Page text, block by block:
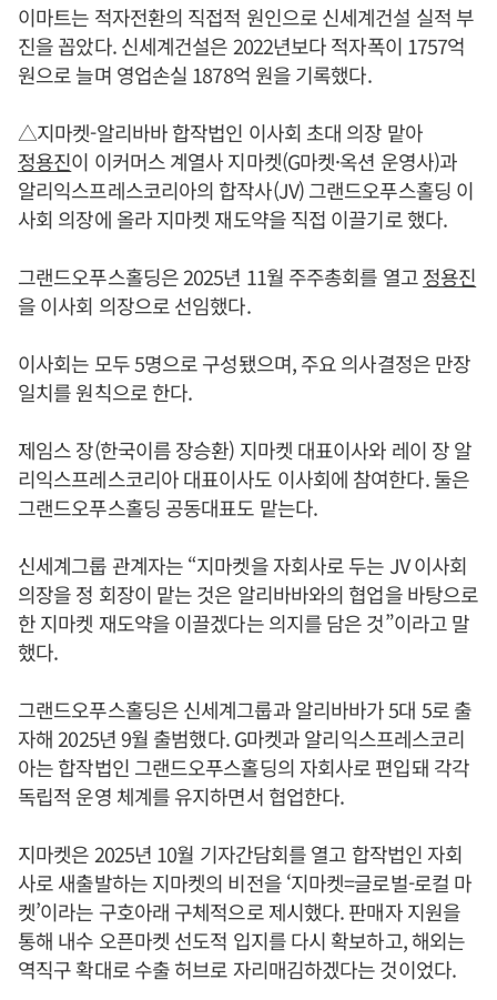
이마트는 적자전환의 직접적 원인으로 신세계건설 실적 부
진을 꼽았다. 신세계건설은 2022년보다 적자폭이 1757억
원으로 늘며 영업손실 1878억 원을 기록했다.
△지마켓-알리바바 합작법인 이사회 초대 의장 맡아
정용진이 이커머스 계열사 지마켓(G마켓·옥션 운영사)과
알리익스프레스코리아의 합작사(JV) 그랜드오푸스홀딩 이
사회 의장에 올라 지마켓 재도약을 직접 이끌기로 했다.
그랜드오푸스홀딩은 2025년 11월 주주총회를 열고정용진
을 이사회 의장으로 선임했다.
이사회는 모두 5명으로 구성됐으며, 주요 의사결정은 만장
일치를 원칙으로 한다.
제임스 장(한국이름 장승환) 지마켓 대표이사와 레이 장 알
리익스프레스코리아 대표이사도 이사회에 참여한다. 둘은
그랜드오푸스홀딩 공동대표도 맡는다.
신세계그룹 관계자는 “지마켓을 자회사로 두는 JV 이사회
의장을 정 회장이 맡는 것은 알리바바와의 협업을 바탕으로
한 지마켓 재도약을 이끌겠다는 의지를 담은 것”이라고 말
했다.
그랜드오푸스홀딩은 신세계그룹과 알리바바가 5대 5로 출
자해 2025년 9월 출범했다. G마켓과 알리익스프레스코리
아는 합작법인 그랜드오푸스홀딩의 자회사로 편입돼 각각
독립적 운영 체계를 유지하면서 협업한다.
지마켓은 2025년 10월 기자간담회를 열고 합작법인 자회
사로 새출발하는 지마켓의 비전을 ‘지마켓=글로벌-로컬 마
켓’이라는 구호아래 구체적으로 제시했다. 판매자 지원을
통해 내수 오픈마켓 선도적 입지를 다시 확보하고, 해외는
역직구 확대로 수출 허브로 자리매김하겠다는 것이었다.